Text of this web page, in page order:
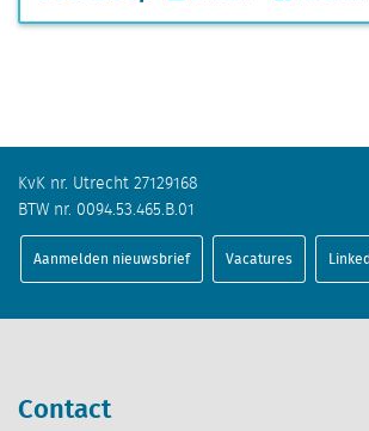
KvK nr. Utrecht 27129168
BTW nr. 0094.53.465.B.01
Aanmelden nieuwsbrief Vacatures
Contact